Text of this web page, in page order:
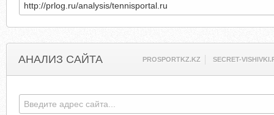
АНАЛИЗ САЙТА PROSPORTKZ.KZ SECRET-